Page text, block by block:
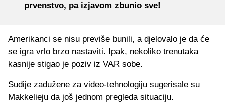
prvenstvo, pa izjavom zbunio sve!
Amerikanci se nisu previše bunili, a djelovalo je da će
se igra vrlo brzo nastaviti. Ipak, nekoliko trenutaka
kasnije stigao je poziv iz VAR sobe.
Sudije zadužene za video-tehnologiju sugerisale su
Makkelieju da još jednom pregleda situaciju.